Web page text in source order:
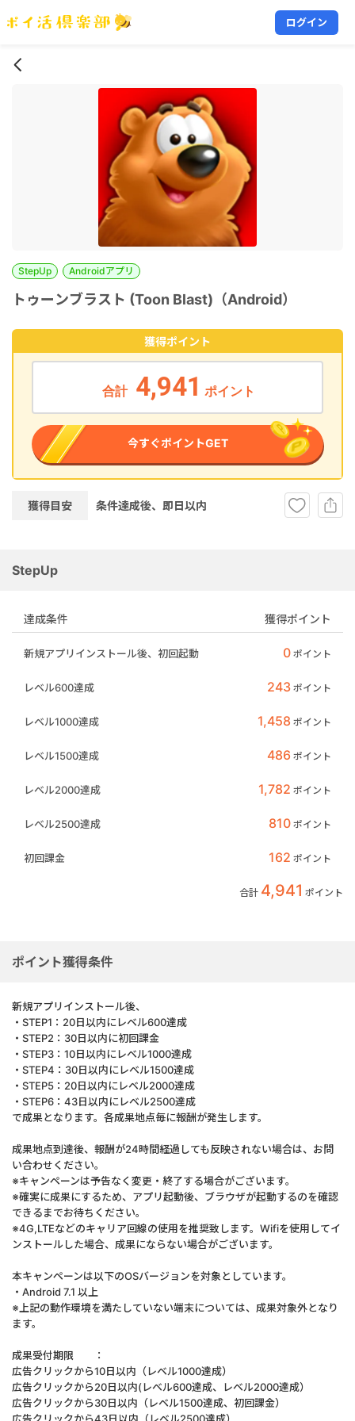
ログイン
StepUp Androidアプリ
トゥーンブラスト (Toon Blast)（Android）
獲得ポイント
合計 4,941 ポイント
今すぐポイントGET
獲得目安 条件達成後、即日以内
StepUp
達成条件 獲得ポイント
新規アプリインストール後、初回起動 0 ポイント
レベル600達成 243 ポイント
レベル1000達成 1,458 ポイント
レベル1500達成 486 ポイント
レベル2000達成 1,782 ポイント
レベル2500達成 810 ポイント
初回課金 162 ポイント
合計 4,941 ポイント
ポイント獲得条件
新規アプリインストール後、
・STEP1：20日以内にレベル600達成
・STEP2：30日以内に初回課金
・STEP3：10日以内にレベル1000達成
・STEP4：30日以内にレベル1500達成
・STEP5：20日以内にレベル2000達成
・STEP6：43日以内にレベル2500達成
で成果となります。各成果地点毎に報酬が発生します。
成果地点到達後、報酬が24時間経過しても反映されない場合は、お問
い合わせください。
※キャンペーンは予告なく変更・終了する場合がございます。
※確実に成果にするため、アプリ起動後、ブラウザが起動するのを確認
できるまでお待ちください。
※4G,LTEなどのキャリア回線の使用を推奨致します。Wifiを使用してイ
ンストールした場合、成果にならない場合がございます。
本キャンペーンは以下のOSバージョンを対象としています。
・Android 7.1 以上
※上記の動作環境を満たしていない端末については、成果対象外となり
ます。
成果受付期限 ：
広告クリックから10日以内（レベル1000達成）
広告クリックから20日以内(レベル600達成、レベル2000達成）
広告クリックから30日以内（レベル1500達成、初回課金）